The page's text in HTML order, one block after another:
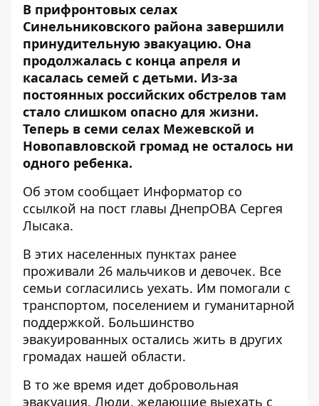
В прифронтовых селах
Синельниковского района завершили
принудительную эвакуацию. Она
продолжалась с конца апреля и
касалась семей с детьми. Из-за
постоянных российских обстрелов там
стало слишком опасно для жизни.
Теперь в семи селах Межевской и
Новопавловской громад не осталось ни
одного ребенка.
Об этом сообщает Информатор со
ссылкой на пост главы ДнепрОВА Сергея
Лысака.
В этих населенных пунктах ранее
проживали 26 мальчиков и девочек. Все
семьи согласились уехать. Им помогали с
транспортом, поселением и гуманитарной
поддержкой. Большинство
эвакуированных остались жить в других
громадах нашей области.
В то же время идет добровольная
эвакуация. Люди, желающие выехать с